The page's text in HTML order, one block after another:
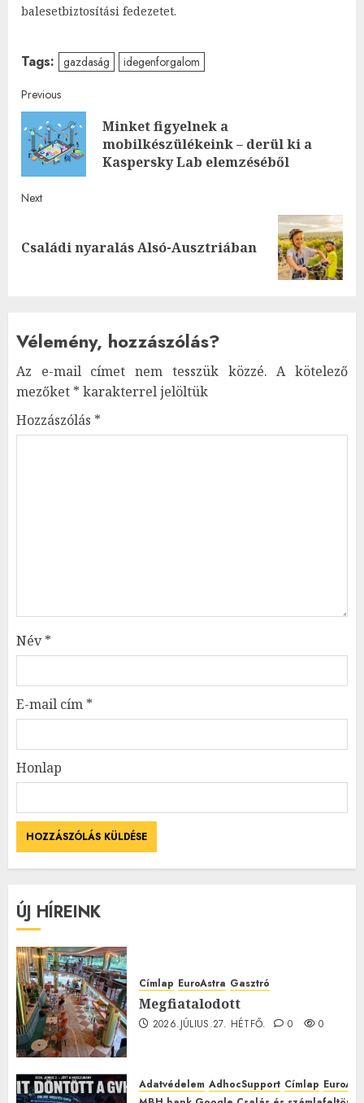
balesetbiztosítási fedezetet.
Tags: gazdaság idegenforgalom
Post
navigation
Previous
Minket figyelnek a
mobilkészülékeink – derül ki a
Kaspersky Lab elemzéséből
Next
Next
Családi nyaralás Alsó-Ausztriában
Vélemény, hozzászólás?
Az e-mail címet nem tesszük közzé. A kötelező
mezőket * karakterrel jelöltük
Hozzászólás *
Név*
E-mail cím *
Honlap
ÚJ HÍREINK
Címlap EuroAstra Gasztró
Megfiatalodott
2026.JÚLIUS.27. HÉTFŐ. 0 0
Adatvédelem AdhocSupport Címlap